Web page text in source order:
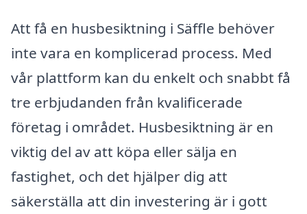
Att få en husbesiktning i Säffle behöver
inte vara en komplicerad process. Med
vår plattform kan du enkelt och snabbt få
tre erbjudanden från kvalificerade
företag i området. Husbesiktning är en
viktig del av att köpa eller sälja en
fastighet, och det hjälper dig att
säkerställa att din investering är i gott